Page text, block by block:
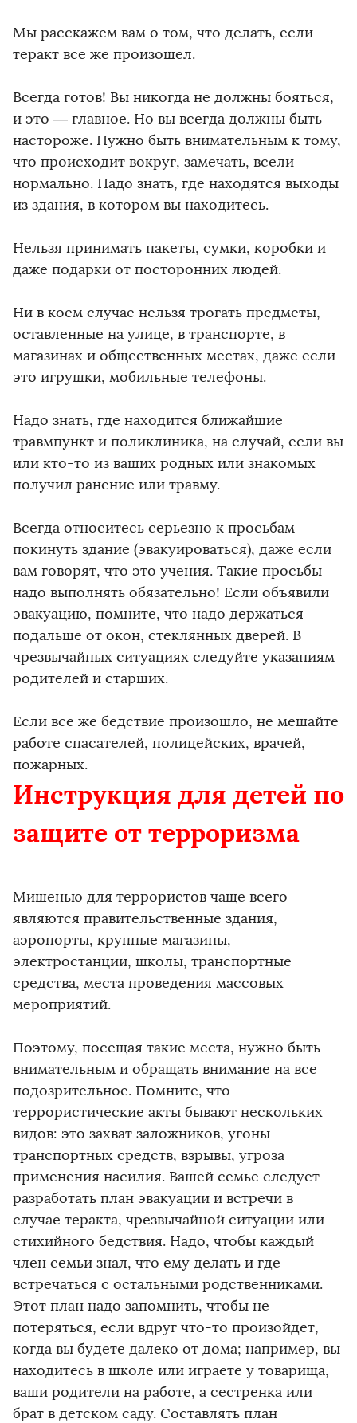
Мы расскажем вам о том, что делать, если
теракт все же произошел.
Всегда готов! Вы никогда не должны бояться,
и это — главное. Но вы всегда должны быть
настороже. Нужно быть внимательным к тому,
что происходит вокруг, замечать, всели
нормально. Надо знать, где находятся выходы
из здания, в котором вы находитесь.
Нельзя принимать пакеты, сумки, коробки и
даже подарки от посторонних людей.
Ни в коем случае нельзя трогать предметы,
оставленные на улице, в транспорте, в
магазинах и общественных местах, даже если
это игрушки, мобильные телефоны.
Надо знать, где находится ближайшие
травмпункт и поликлиника, на случай, если вы
или кто-то из ваших родных или знакомых
получил ранение или травму.
Всегда относитесь серьезно к просьбам
покинуть здание (эвакуироваться), даже если
вам говорят, что это учения. Такие просьбы
надо выполнять обязательно! Если объявили
эвакуацию, помните, что надо держаться
подальше от окон, стеклянных дверей. В
чрезвычайных ситуациях следуйте указаниям
родителей и старших.
Если все же бедствие произошло, не мешайте
работе спасателей, полицейских, врачей,
пожарных.
Инструкция для детей по
защите от терроризма
Мишенью для террористов чаще всего
являются правительственные здания,
аэропорты, крупные магазины,
электростанции, школы, транспортные
средства, места проведения массовых
мероприятий.
Поэтому, посещая такие места, нужно быть
внимательным и обращать внимание на все
подозрительное. Помните, что
террористические акты бывают нескольких
видов: это захват заложников, угоны
транспортных средств, взрывы, угроза
применения насилия. Вашей семье следует
разработать план эвакуации и встречи в
случае теракта, чрезвычайной ситуации или
стихийного бедствия. Надо, чтобы каждый
член семьи знал, что ему делать и где
встречаться с остальными родственниками.
Этот план надо запомнить, чтобы не
потеряться, если вдруг что-то произойдет,
когда вы будете далеко от дома; например, вы
находитесь в школе или играете у товарища,
ваши родители на работе, а сестренка или
брат в детском саду. Составлять план